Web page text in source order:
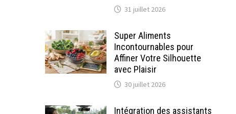
31 juillet 2026
Super Aliments
Incontournables pour
Affiner Votre Silhouette
avec Plaisir
30 juillet 2026
Intégration des assistants